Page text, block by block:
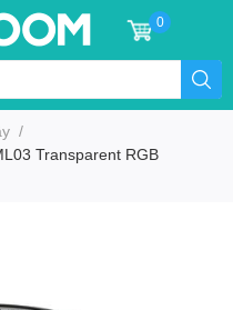
0
/
Transparent RGB